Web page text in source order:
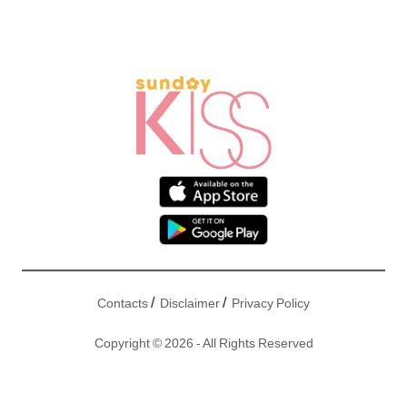
Contacts/ Disclaimer/ Privacy Policy
Copyright © 2026 - All Rights Reserved